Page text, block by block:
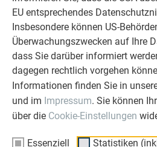
EU entsprechendes
Insbesondere können US-
Überwachungszwecken auf Ihre
dass Sie darüber informiert
dagegen rechtlich vorgehen
Informationen finden Sie in
und im Impressum. Sie können
über die Cookie-Einstellungen
Essenziell Statistiken
Bei Verlegung auf
Trennlage erforderlich.
*Bei abweichender (geringerer)
Auswahl des Befestigungsmittels
Unterkonstruktion mit dem
Holzwerkstoffplatten
OSB-Platten als Untergrund sind